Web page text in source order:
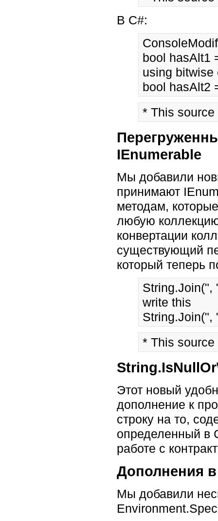
В C#:
bool hasAlt1
using bitwise
* This
IEnumerable
Мы добавили
принимают
методам,
любую
конвертации
существующий
который теперь
String.Join(",
write this
* This
Этот новый
дополнение к
строку на то,
определенный в
работе с
Дополнения
Мы добавили